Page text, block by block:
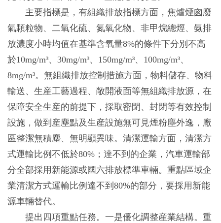
主要指標是，有組織排放指標方面，焦爐煙囪廢
氣顆粒物、二氧化硫、氮氧化物、非甲烷總烴、氨排
放濃度小時均值在基準含氧量8%的條件下分別不高
於10mg/m³、30mg/m³、150mg/m³、100mg/m³、
8mg/m³。無組織排放控制措施方面，物料儲存、物料
輸送、生産工藝過程、敞開液面等無組織排放源，在
保障安全生産的前提下，採取密閉、封閉等有效控制
設施，做到産塵點及生産設施無可見煙粉塵外逸，廠
區整潔無積塵、無明顯異味。清潔運輸方面，清潔方
式運輸比例不低於80%；達不到的企業，汽車運輸部
分全部採用新能源或國六排放標準車輛。重點區域企
業清潔方式運輸比例達不到80%的部分，要採用新能
源車輛替代。
提出四項重點任務。一是優化調整産業結構。重